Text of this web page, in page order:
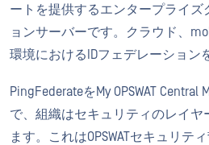
ートを提供するエンタープライズ
ョンサーバーです。クラウド、
環境におけるIDフェデレーション
PingFederateをMy OPSWAT
で、組織はセキュリティのレイヤ
ます。これはOPSWATセキュリテ